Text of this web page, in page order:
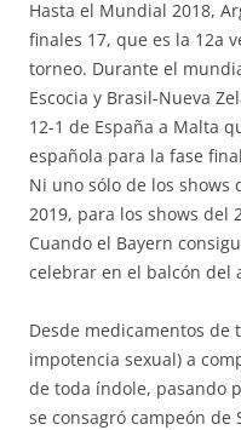
Hasta el Mundial 2018,
finales 17, que es la 12a
torneo. Durante el
Escocia y Brasil-Nueva
12-1 de España a Malta
española para la fase
Ni uno sólo de los
2019, para los shows del
Cuando el Bayern
celebrar en el balcón del
Desde medicamentos de
impotencia sexual) a
de toda índole, pasando
se consagró campeón de